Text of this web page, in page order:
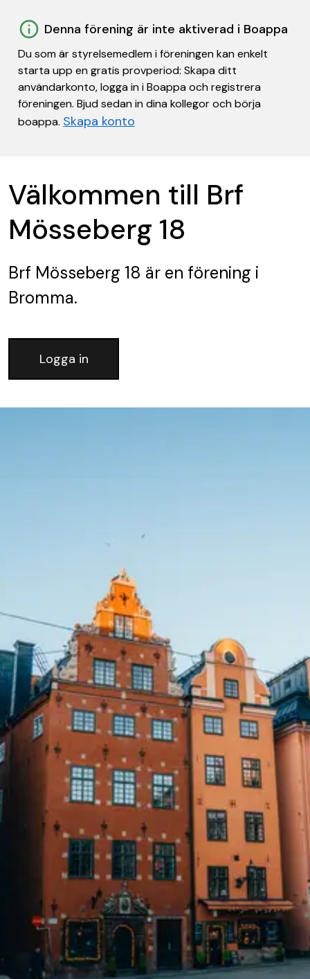
Denna förening är inte aktiverad i Boappa
Du som är styrelsemedlem i föreningen kan enkelt
starta upp en gratis provperiod: Skapa ditt
användarkonto, logga in i Boappa och registrera
föreningen. Bjud sedan in dina kollegor och börja
boappa. Skapa konto
Välkommen till Brf
Mösseberg 18
Brf Mösseberg 18 är en förening i
Bromma.
Logga in